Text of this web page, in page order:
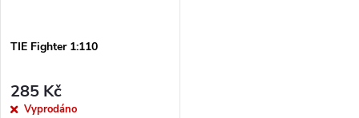
TIE Fighter 1:110
285 Kč
Vyprodáno